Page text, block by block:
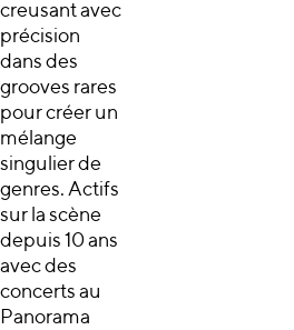
creusant avec
précision
dans des
grooves rares
pour créer un
mélange
singulier de
genres. Actifs
sur la scène
depuis 10 ans
avec des
concerts au
Panorama